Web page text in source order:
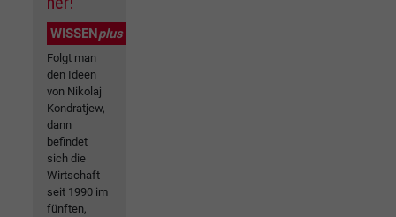
WISSENplus
Folgt man
den Ideen
von Nikolaj
Kondratjew,
dann
befindet
sich die
Wirtschaft
seit 1990 im
fünften,